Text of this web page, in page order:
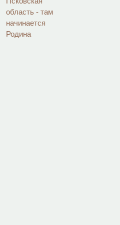
область - там
начинается
Родина